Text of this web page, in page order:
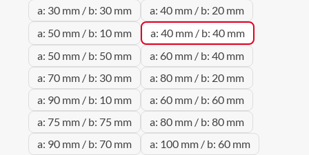
a: 30 mm / b: 30 mm
a: 40 mm / b: 20 mm
a: 50 mm / b: 10 mm
a: 40 mm / b: 40 mm
a: 50 mm / b: 50 mm
a: 60 mm / b: 40 mm
a: 70 mm / b: 30 mm
a: 80 mm / b: 20 mm
a: 90 mm / b: 10 mm
a: 60 mm / b: 60 mm
a: 75 mm / b: 75 mm
a: 80 mm / b: 80 mm
a: 90 mm / b: 70 mm
a: 100 mm / b: 60 mm